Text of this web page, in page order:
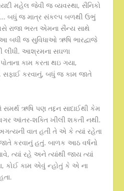
મહેલ જેવી જ વ્યવસ્થા, સૈનિકો
બધું જ માત્ર સંકલ્પ બળથી ઉભું
રાજા ભરત એમના સૈન્ય સાથે
જ સુવિધાઓ ઋષિ ભારદ્વાજે
આશ્રમના સઘળા
કામ કરતા થઇ ગયા,
સફાઈ કરવાનું, બધું જ કામ જાતે
ઋષિ પણ તદ્દન સાદાઈથી કેમ
આંતર-શક્તિ ખીલી શકતી નથી.
વાત હતી તે એ કે ત્યાં રહેતા
કરવાનું હતું. બાળક આઠ વર્ષનો
રહે અને ત્યાંથી જાય ત્યાં
કોઈ કામ એવું ન્હોતું કે એ ના